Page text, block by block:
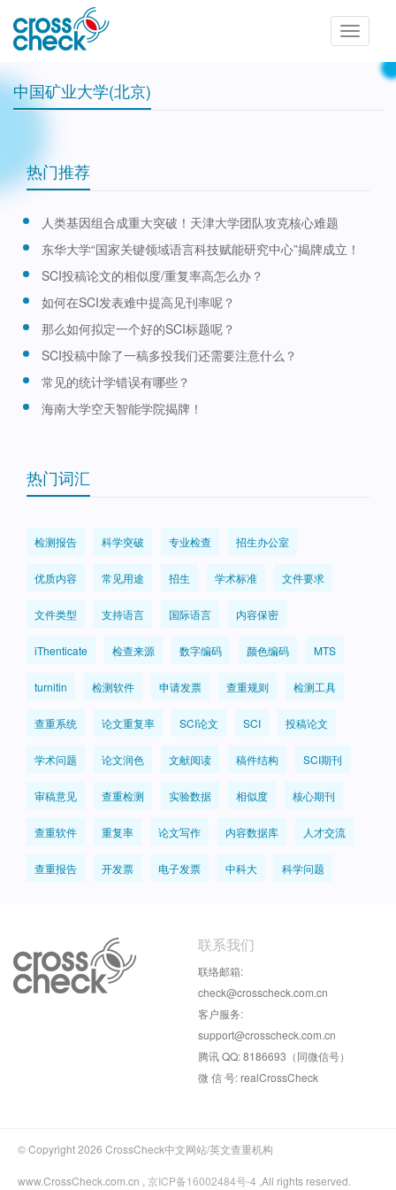
Toggle
中国矿业大学(北京)
热门推荐
人类基因组合成重大突破！天津大学团队攻克核心难题
东华大学“国家关键领域语言科技赋能研究中心”揭牌成立！
SCI投稿论文的相似度/重复率高怎么办？
如何在SCI发表难中提高见刊率呢？
那么如何拟定一个好的SCI标题呢？
SCI投稿中除了一稿多投我们还需要注意什么？
常见的统计学错误有哪些？
海南大学空天智能学院揭牌！
热门词汇
检测报告 科学突破 专业检查 招生办公室
优质内容 常见用途 招生 学术标准 文件要求
文件类型 支持语言 国际语言 内容保密
iThenticate 检查来源 数字编码 颜色编码 MTS
turnitin 检测软件 申请发票 查重规则 检测工具
查重系统 论文重复率 SCI论文 SCI 投稿论文
学术问题 论文润色 文献阅读 稿件结构 SCI期刊
审稿意见 查重检测 实验数据 相似度 核心期刊
查重软件 重复率 论文写作 内容数据库 人才交流
查重报告 开发票 电子发票 中科大 科学问题
联系我们
联络邮箱:
check@crosscheck.com.cn
客户服务:
support@crosscheck.com.cn
腾讯 QQ: 8186693（同微信号）
微 信 号: realCrossCheck
© Copyright 2026 CrossCheck中文网站/英文查重机构
www.CrossCheck.com.cn , 京ICP备16002484号-4 ,All rights reserved.